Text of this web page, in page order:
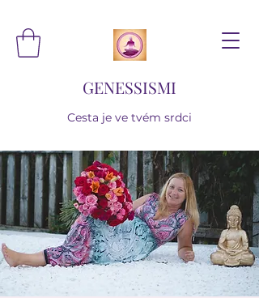
GENESSISMI
Cesta je ve tvém srdci